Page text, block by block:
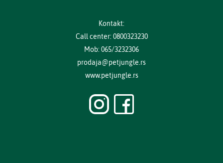
Kontakt:
Call center: 0800323230
Mob: 065/3232306
prodaja@petjungle.rs
www.petjungle.rs